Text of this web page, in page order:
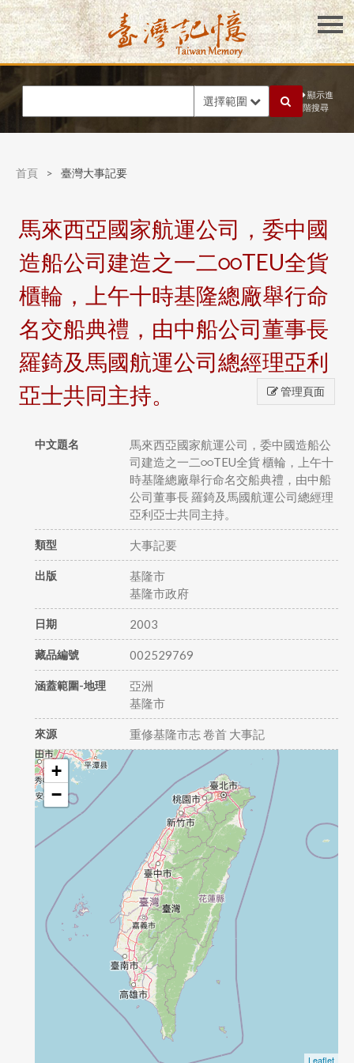
選擇範圍
顯示進
階搜尋
首頁 > 臺灣大事記要
馬來西亞國家航運公司，委中國
造船公司建造之一二○○TEU全貨
櫃輪，上午十時基隆總廠舉行命
名交船典禮，由中船公司董事長
羅錡及馬國航運公司總經理亞利
亞士共同主持。
管理頁面
中文題名
馬來西亞國家航運公司，委中國造船公
司建造之一二○○TEU全貨 櫃輪，上午十
時基隆總廠舉行命名交船典禮，由中船
公司董事長 羅錡及馬國航運公司總經理
亞利亞士共同主持。
類型 大事記要
出版
基隆市
基隆市政府
日期 2003
藏品編號 002529769
涵蓋範圍-地理
亞洲
基隆市
來源 重修基隆市志 卷首 大事記
+
−
Leaflet